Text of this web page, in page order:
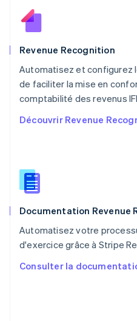
Revenue Recognition
Automatisez et configurez
de faciliter la mise en
comptabilité des revenus
Découvrir Revenue
Documentation Revenue
Automatisez votre
d'exercice grâce à Stripe
Consulter la
Norvège
Nouvelle-Zélande
English
NederlandsEnglish
Pologne
English
PortuguêsEnglish
English
Roumanie
Royaume-Uni
Singapour
English简体中文
English